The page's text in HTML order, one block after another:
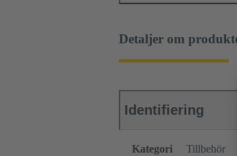
Detaljer om
Identifiering
Kategori Tillbehör